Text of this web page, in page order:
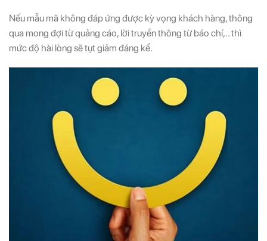
Nếu mẫu mã không đáp ứng được kỳ vọng khách hàng, thông
qua mong đợi từ quảng cáo, lời truyền thông từ báo chí,.. thì
mức độ hài lòng sẽ tụt giảm đáng kể.